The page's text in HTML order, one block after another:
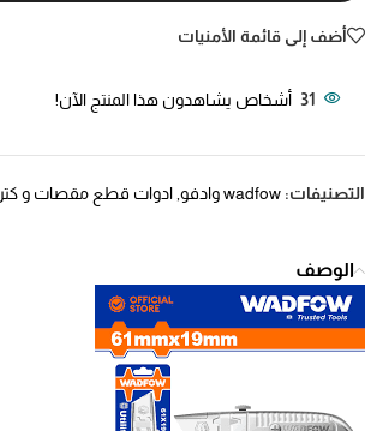
أضف إلى قائمة الأمنيات
31 أشخاص يشاهدون هذا المنتج الآن!
التصنيفات: wadfow وادفو ادوات قطع مقصات و كتر
الوصف